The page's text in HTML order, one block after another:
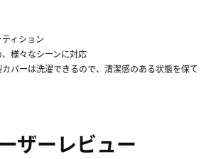
ィション
様々なシーンに対応
バーは洗濯できるので、清潔感のある状態を保て
ザーレビュー